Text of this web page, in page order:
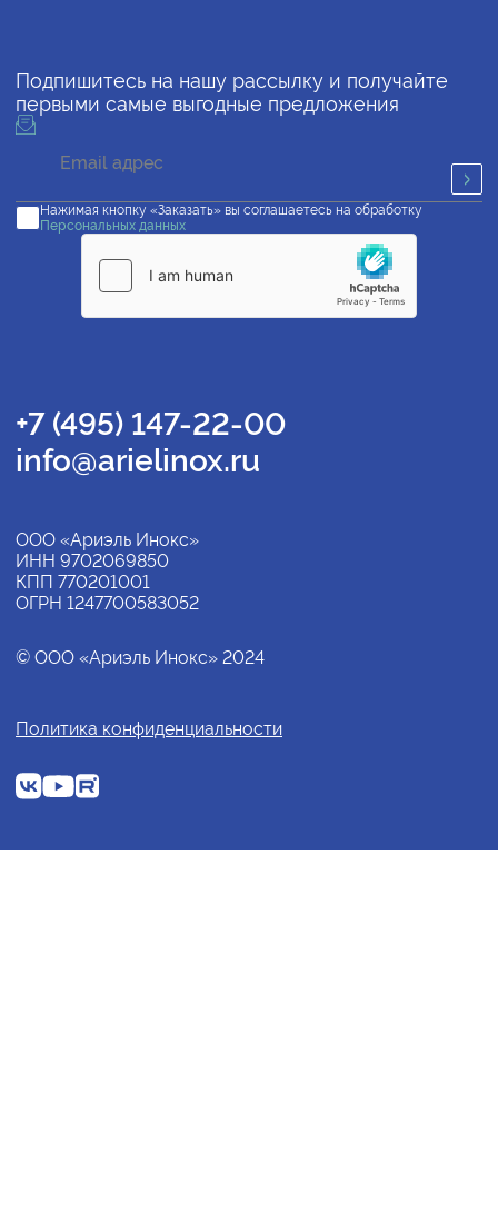
Подпишитесь на нашу рассылку и получайте
первыми самые выгодные предложения
Нажимая кнопку «Заказать» вы соглашаетесь на обработку
Персональных данных
+7 (495) 147-22-00
info@arielinox.ru
ООО «Ариэль Инокс»
ИНН 9702069850
КПП 770201001
ОГРН 1247700583052
© ООО «Ариэль Инокс» 2024
Политика конфиденциальности